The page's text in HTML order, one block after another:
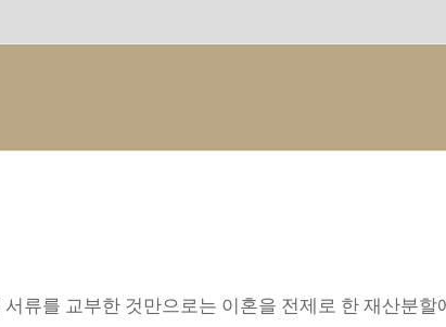
류를 교부한 것만으로는 이혼을 전제로 한 재산분할